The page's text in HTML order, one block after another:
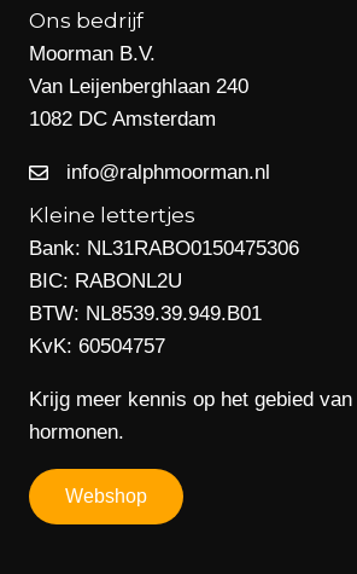
Ons bedrijf
Moorman B.V.
Van Leijenberghlaan 240
1082 DC Amsterdam
info@ralphmoorman.nl
Kleine lettertjes
Bank: NL31RABO0150475306
BIC: RABONL2U
BTW: NL8539.39.949.B01
KvK: 60504757
Krijg meer kennis op het gebied
hormonen.
Webshop